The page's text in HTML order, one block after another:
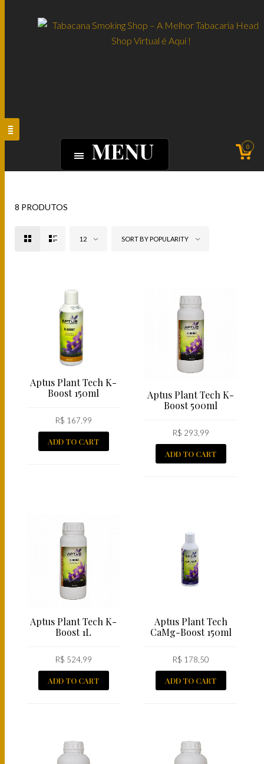
MENU 0
8 PRODUTOS
12 SORT BY POPULARITY
Aptus Plant Tech K-
Boost 150ml
R$ 167,99
ADD TO CART
Aptus Plant Tech K-
Boost 500ml
R$ 293,99
ADD TO CART
Aptus Plant Tech K-
Boost 1L
R$ 524,99
ADD TO CART
Aptus Plant Tech
CaMg-Boost 150ml
R$ 178,50
ADD TO CART